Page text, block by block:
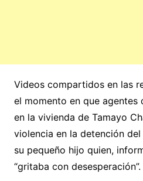
Videos compartidos en las
el momento en que
en la vivienda de Tamayo
violencia en la detención
su pequeño hijo quien,
“gritaba con desesperación”.